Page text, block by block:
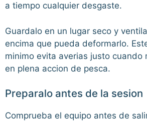
a tiempo cualquier desgaste.
Guardalo en un lugar seco y
encima que pueda deformarlo.
minimo evita averias justo cuando
en plena accion de pesca.
Preparalo antes de la sesion
Comprueba el equipo antes de